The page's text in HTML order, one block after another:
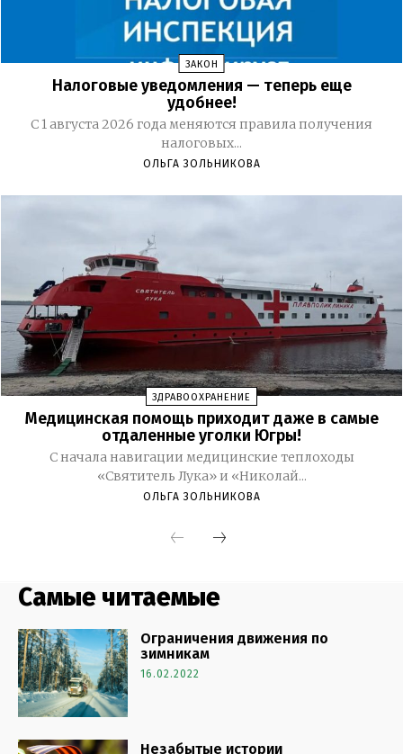
Самые читаемые
Ограничения движения по
зимникам
16.02.2022
Незабытые истории